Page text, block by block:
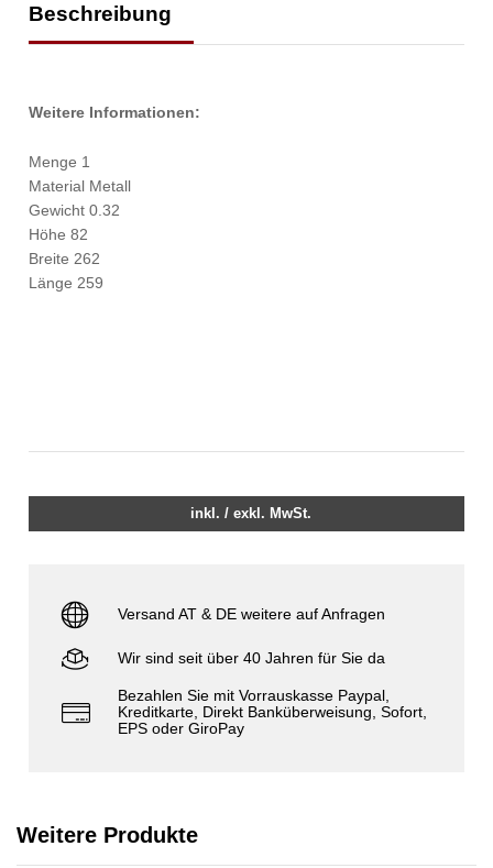
Beschreibung
Weitere Informationen:
Menge 1
Material Metall
Gewicht 0.32
Höhe 82
Breite 262
Länge 259
inkl. / exkl. MwSt.
Versand AT & DE weitere auf Anfragen
Wir sind seit über 40 Jahren für Sie da
Bezahlen Sie mit Vorrauskasse Paypal,
Kreditkarte, Direkt Banküberweisung, Sofort,
EPS oder GiroPay
Weitere Produkte